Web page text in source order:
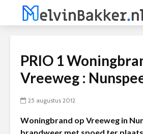
PRIO 1
Vreeweg :
25 augustus 2012
Woningbrand op Vreeweg in